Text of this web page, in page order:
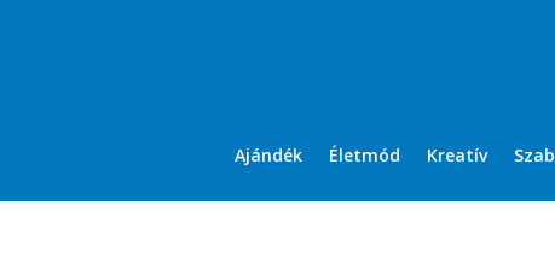
Ajándék Életmód Kreatív